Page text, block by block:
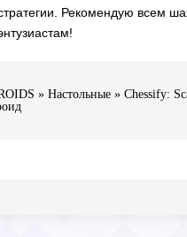
Рекомендую всем
» Настольные » Chessify: